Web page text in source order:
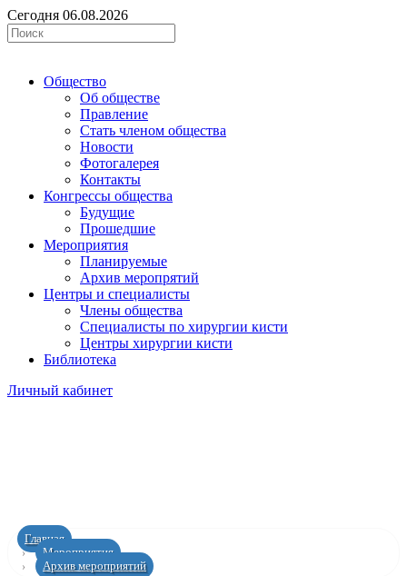
Сегодня 06.08.2026
Общество
Об обществе
Правление
Стать членом общества
Новости
Фотогалерея
Контакты
Конгрессы общества
Будущие
Прошедшие
Мероприятия
Планируемые
Архив меропрятий
Центры и специалисты
Члены общества
Специалисты по хирургии кисти
Центры хирургии кисти
Библиотека
Личный кабинет
Главная
Мероприятия
Архив мероприятий